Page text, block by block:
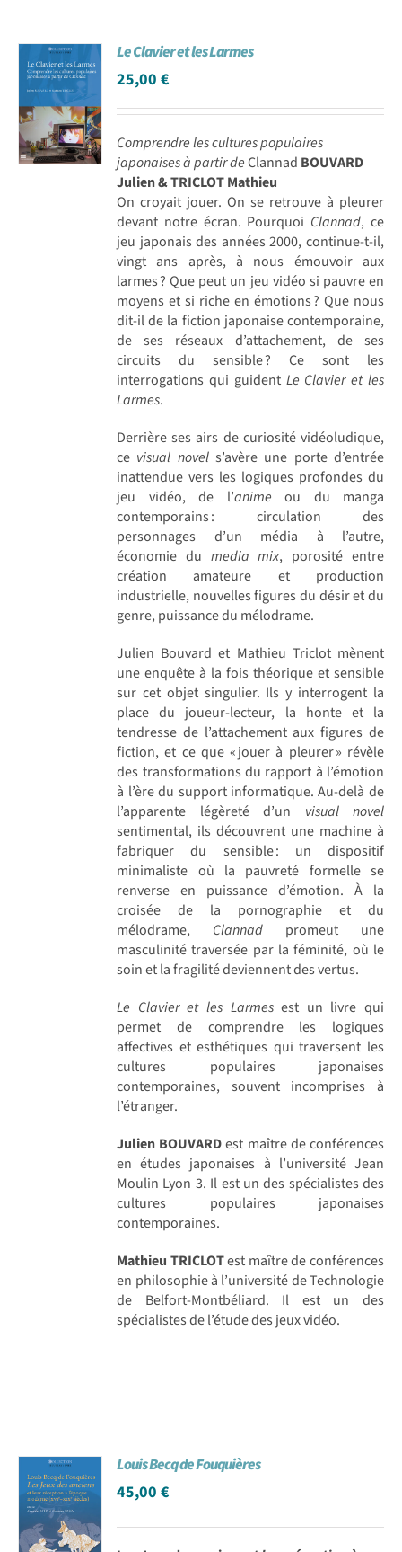
Le Clavier et les Larmes
25,00€
Comprendre les cultures populaires
japonaises à partir deClannad BOUVARD
Julien & TRICLOT Mathieu
On croyait jouer. On se retrouve à pleurer
devant notre écran. Pourquoi Clannad, ce
jeu japonais des années 2000, continue-t-il,
vingt ans après, à nous émouvoir aux
larmes ? Que peut un jeu vidéo si pauvre en
moyens et si riche en émotions ? Que nous
dit-il de la fiction japonaise contemporaine,
de ses réseaux d’attachement, de ses
circuits du sensible ? Ce sont les
interrogations qui guident Le Clavier et les
Larmes.
Derrière ses airs de curiosité vidéoludique,
ce visual novels’avère une porte d’entrée
inattendue vers les logiques profondes du
jeu vidéo, de l’anime ou du manga
contemporains : circulation des
personnages d’un média à l’autre,
économie du media mix, porosité entre
création amateure et production
industrielle, nouvelles figures du désir et du
genre, puissance du mélodrame.
Julien Bouvard et Mathieu Triclot mènent
une enquête à la fois théorique et sensible
sur cet objet singulier. Ils y interrogent la
place du joueur-lecteur, la honte et la
tendresse de l’attachement aux figures de
fiction, et ce que « jouer à pleurer » révèle
des transformations du rapport à l’émotion
à l’ère du support informatique. Au-delà de
l’apparente légèreté d’un visual novel
sentimental, ils découvrent une machine à
fabriquer du sensible : un dispositif
minimaliste où la pauvreté formelle se
renverse en puissance d’émotion. À la
croisée de la pornographie et du
mélodrame, Clannad promeut une
masculinité traversée par la féminité, où le
soin et la fragilité deviennent des vertus.
Le Clavier et les Larmesest un livre qui
permet de comprendre les logiques
affectives et esthétiques qui traversent les
cultures populaires japonaises
contemporaines, souvent incomprises à
l’étranger.
Julien BOUVARDest maître de conférences
en études japonaises à l’université Jean
Moulin Lyon 3. Il est un des spécialistes des
cultures populaires japonaises
contemporaines.
Mathieu TRICLOTest maître de conférences
en philosophie à l’université de Technologie
de Belfort-Montbéliard. Il est un des
spécialistes de l’étude des jeux vidéo.
Louis Becq de Fouquières
45,00€